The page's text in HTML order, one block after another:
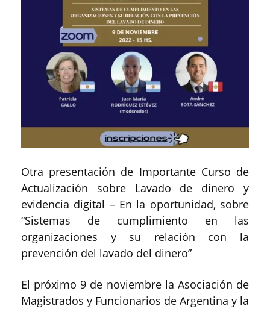
Otra presentación de Importante Curso de
Actualización sobre Lavado de dinero y
evidencia digital – En la oportunidad, sobre
“Sistemas de cumplimiento en las
organizaciones y su relación con la
prevención del lavado del dinero”
El próximo 9 de noviembre la Asociación de
Magistrados y Funcionarios de Argentina y la